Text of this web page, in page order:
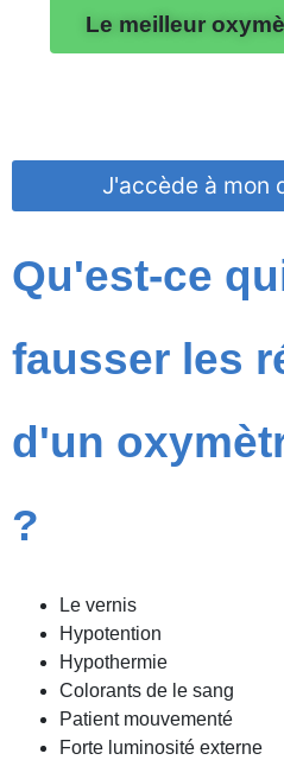
Le meilleur
J'accède à mon
Qu'est-ce
fausser les
d'un
?
Le vernis
Hypotention
Hypothermie
Colorants de le sang
Patient mouvementé
Forte luminosité externe